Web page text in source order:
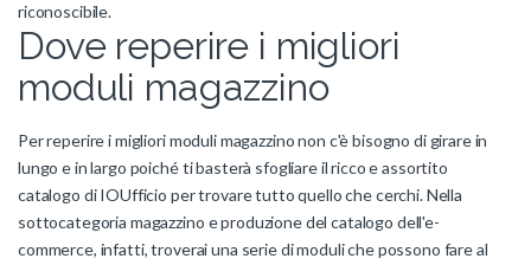
riconoscibile.
Dove reperire i migliori
moduli magazzino
Per reperire i migliori moduli magazzino non c'è bisogno di girare in
lungo e in largo poiché ti basterà sfogliare il ricco e assortito
catalogo di IOUfficio per trovare tutto quello che cerchi. Nella
sottocategoria magazzino e produzione del catalogo dell'e-
commerce, infatti, troverai una serie di moduli che possono fare al